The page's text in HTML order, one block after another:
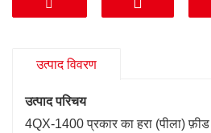
★डबल-डिस्क आरा ब्लेड कटर सभी
★स्प्रे बैरल वर्म गियर और वर्म
से लॉक कर सकता है, ताकि स्प्रे
उत्पाद विवरण
उत्पाद परिचय
4QX-1400 प्रकार का हरा (पीला) फ़ीड